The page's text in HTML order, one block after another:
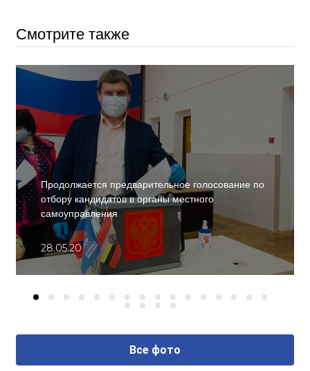
Смотрите также
Продолжается предварительное голосование по
отбору кандидатов в органы местного
самоуправления
28.05.20
Все фото